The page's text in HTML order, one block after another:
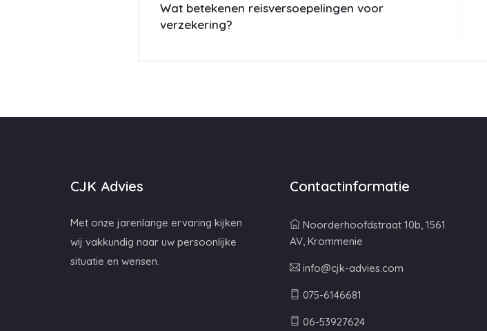
Wat betekenen reisversoepelingen voor
verzekering?
CJK Advies
Met onze jarenlange ervaring kijken
wij vakkundig naar uw persoonlijke
situatie en wensen.
Contactinformatie
Noorderhoofdstraat 10b, 1561
AV, Krommenie
info@cjk-advies.com
075-6146681
06-53927624